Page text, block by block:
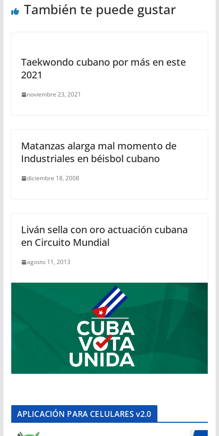
También te puede gustar
Taekwondo cubano por más en este
2021
noviembre 23, 2021
Matanzas alarga mal momento de
Industriales en béisbol cubano
diciembre 18, 2008
Liván sella con oro actuación cubana
en Circuito Mundial
agosto 11, 2013
APLICACIÓN PARA CELULARES v2.0